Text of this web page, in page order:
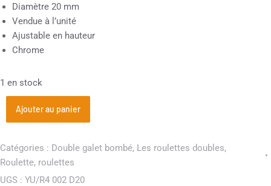
Diamètre 20 mm
Vendue à l’unité
Ajustable en hauteur
Chrome
1 en stock
Ajouter au panier
Catégories : Double galet bombé, Les roulettes doubles,
Roulette, roulettes
UGS : YU/R4 002 D20